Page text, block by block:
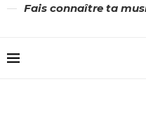
Fais connaître ta